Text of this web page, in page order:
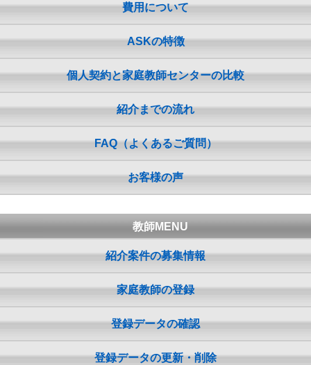
費用について
ASKの特徴
個人契約と家庭教師センターの比較
紹介までの流れ
FAQ（よくあるご質問）
お客様の声
教師MENU
紹介案件の募集情報
家庭教師の登録
登録データの確認
登録データの更新・削除